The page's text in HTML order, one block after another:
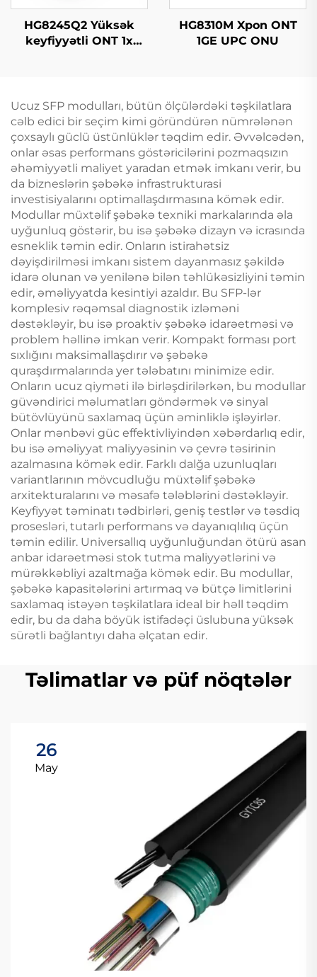
HG8245Q2 Yüksək
keyfiyyətli ONT 1x
HG8310M Xpon ONT
1GE UPC ONU
Ucuz SFP modulları, bütün ölçülərdəki təşkilatlara
cəlb edici bir seçim kimi göründürən nümrələnən
çoxsaylı güclü üstünlüklər təqdim edir. Əvvəlcədən,
onlar əsas performans göstəricilərini pozmaqsızın
əhəmiyyətli maliyet yaradan etmək imkanı verir, bu
da bizneslərin şəbəkə infrastrukturasi
investisiyalarını optimallaşdırmasına kömək edir.
Modullar müxtəlif şəbəkə texniki markalarında əla
uyğunluq göstərir, bu isə şəbəkə dizayn və icrasında
esneklik təmin edir. Onların istirahətsiz
dəyişdirilməsi imkanı sistem dayanmasız şəkildə
idarə olunan və yenilənə bilən təhlükəsizliyini təmin
edir, əməliyyatda kesintiyi azaldır. Bu SFP-lər
komplesiv rəqəmsal diagnostik izləməni
dəstəkləyir, bu isə proaktiv şəbəkə idarəetməsi və
problem həllinə imkan verir. Kompakt forması port
sıxlığını maksimallaşdırır və şəbəkə
quraşdırmalarında yer tələbatını minimize edir.
Onların ucuz qiyməti ilə birləşdirilərkən, bu modullar
güvəndirici məlumatları göndərmək və sinyal
bütövlüyünü saxlamaq üçün əminliklə işləyirlər.
Onlar mənbəvi güc effektivliyindən xəbərdarlıq edir,
bu isə əməliyyat maliyyəsinin və çevrə təsirinin
azalmasına kömək edir. Farklı dalğa uzunluqları
variantlarının mövcudluğu müxtəlif şəbəkə
arxitekturalarını və məsafə tələblərini dəstəkləyir.
Keyfiyyət təminatı tədbirləri, geniş testlər və təsdiq
prosesləri, tutarlı performans və dayanıqlılıq üçün
təmin edilir. Universallıq uyğunluğundan ötürü asan
anbar idarəetməsi stok tutma maliyyətlərini və
mürəkkəbliyi azaltmağa kömək edir. Bu modullar,
şəbəkə kapasitələrini artırmaq və bütçə limitlərini
saxlamaq istəyən təşkilatlara ideal bir həll təqdim
edir, bu da daha böyük istifadəçi üslubuna yüksək
sürətli bağlantıyı daha əlçatan edir.
Təlimatlar və püf nöqtələr
26
May